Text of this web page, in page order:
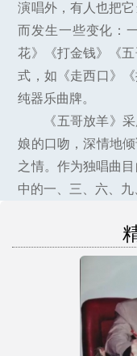
演唱外，有人也把
而发生一些变化：
花》《打金钱》《
式，如《走西口》
纯器乐曲牌。
《五哥放羊》
娘的口吻，深情地
之情。作为独唱曲
中的一、三、六、九